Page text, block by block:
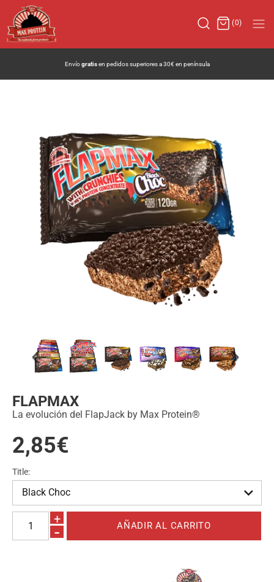
(0)
Envíogratisen pedidos superiores a 30€ en península
FLAPMAX
La evolución del FlapJack by Max Protein®
2,85€
Title:
+
-